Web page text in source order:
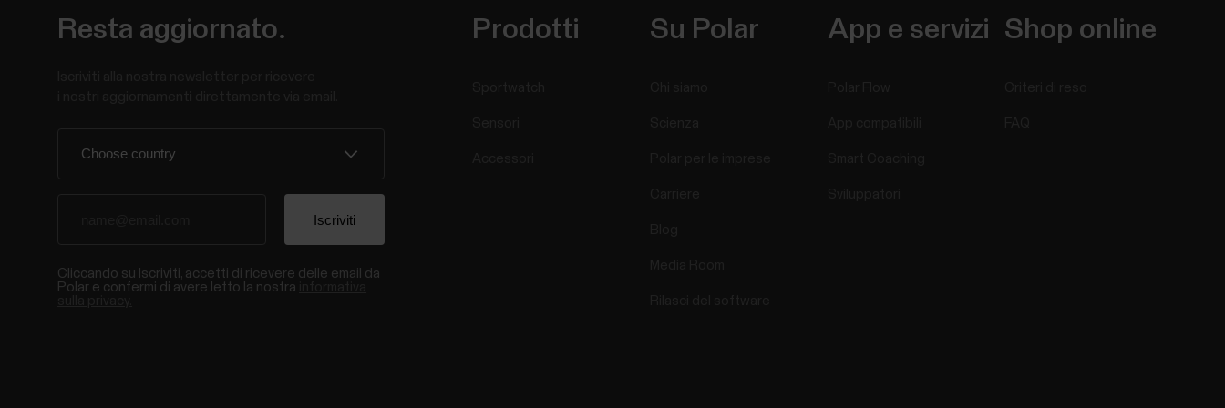
Resta aggiornato.
Cliccando su Iscriviti, accetti di ricevere delle email da
Polar e confermi di avere letto la nostra
Prodotti Su Polar App e servizi Shop online